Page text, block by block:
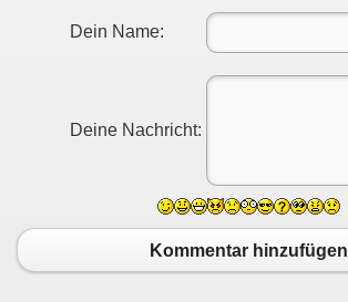
Dein Name:
Deine Nachricht:
Kommentar hinzufügen